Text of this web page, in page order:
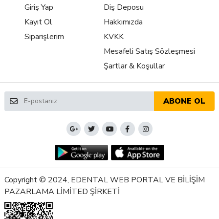
Giriş Yap
Kayıt Ol
Siparişlerim
Diş Deposu
Hakkımızda
KVKK
Mesafeli Satış Sözleşmesi
Şartlar & Koşullar
ABONE OL
Copyright © 2024, EDENTAL WEB PORTAL VE BİLİŞİM
PAZARLAMA LİMİTED ŞİRKETİ